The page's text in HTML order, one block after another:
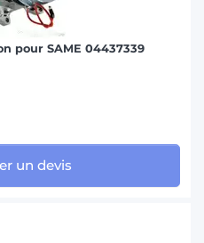
pour SAME 04437339
un devis